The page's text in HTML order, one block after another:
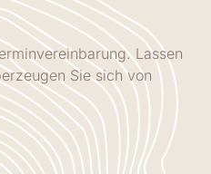
Lassen
Sie sich von